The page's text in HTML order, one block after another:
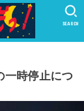
SEARCH
一時停止につ